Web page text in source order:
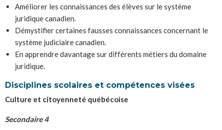
Améliorer les connaissances des élèves sur le système
juridique canadien.
Démystifier certaines fausses connaissances concernant le
système judiciaire canadien.
En apprendre davantage sur différents métiers du domaine
juridique.
Disciplines scolaires et compétences visées
Culture et citoyenneté québécoise
Secondaire 4